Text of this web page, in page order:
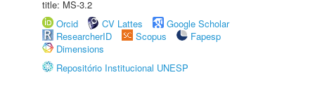
title: MS-3.2
Orcid
CV Lattes
Google Scholar
ResearcherID
Scopus
Fapesp
Dimensions
Repositório Institucional UNESP